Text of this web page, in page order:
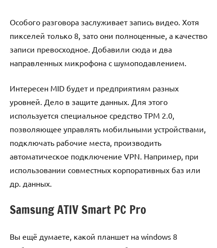
Особого разговора заслуживает запись видео. Хотя
пикселей только 8, зато они полноценные, а качество
записи превосходное. Добавили сюда и два
направленных микрофона с шумоподавлением.
Интересен MID будет и предприятиям разных
уровней. Дело в защите данных. Для этого
используется специальное средство TPM 2.0,
позволяющее управлять мобильными устройствами,
подключать рабочие места, производить
автоматическое подключение VPN. Например, при
использовании совместных корпоративных баз или
др. данных.
Samsung ATIV Smart PC Pro
Вы ещё думаете, какой планшет на windows 8